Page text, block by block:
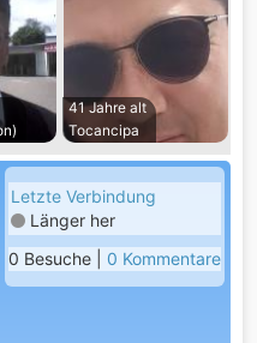
41 Jahre alt
Tocancipa
Letzte Verbindung
Länger her
0 Besuche | 0 Kommentare